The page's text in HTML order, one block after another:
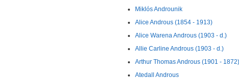
Miklós Androunik
Alice Androus (1854 - 1913)
Alice Warena Androus (1903 - d.)
Allie Carline Androus (1903 - d.)
Arthur Thomas Androus (1901 - 1872)
Atedall Androus